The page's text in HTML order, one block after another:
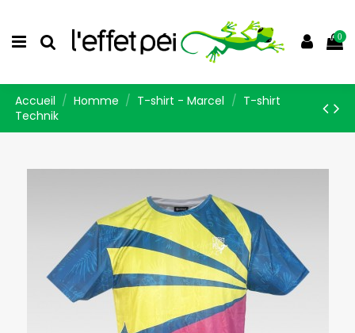
0
Accueil Homme T-shirt - Marcel
T-shirt
Technik